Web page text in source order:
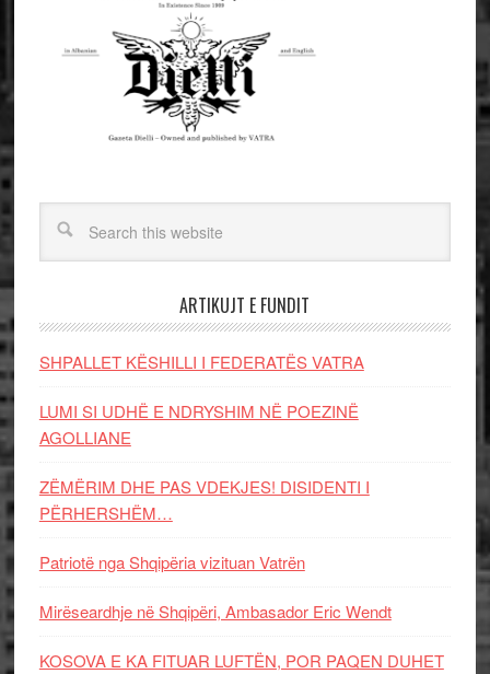
ARTIKUJT E FUNDIT
SHPALLET KËSHILLI I FEDERATËS VATRA
LUMI SI UDHË E NDRYSHIM NË POEZINË
AGOLLIANE
ZËMËRIM DHE PAS VDEKJES! DISIDENTI I
PËRHERSHËM…
Patriotë nga Shqipëria vizituan Vatrën
Mirëseardhje në Shqipëri, Ambasador Eric Wendt
KOSOVA E KA FITUAR LUFTËN, POR PAQEN DUHET